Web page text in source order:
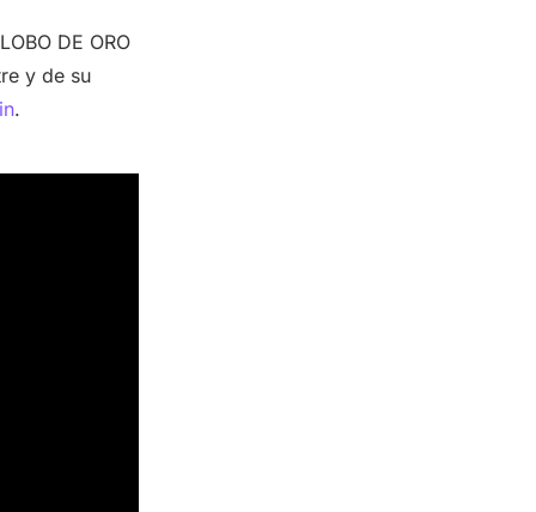
DE ORO
y de su
.